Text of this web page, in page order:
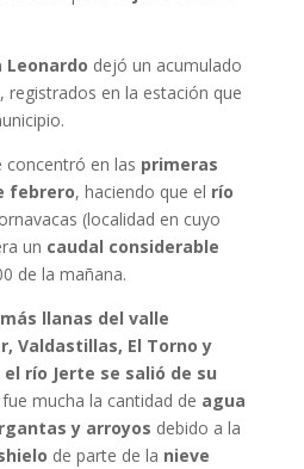
Leonardo dejó un acumulado
registrados en la estación que
concentró en las primeras
febrero, haciendo que el río
(localidad en cuyo
un caudal considerable
de la mañana.
llanas del valle
Valdastillas, El Torno y
el río Jerte se salió de su
mucha la cantidad de agua
y arroyos debido a la
de parte de la nieve